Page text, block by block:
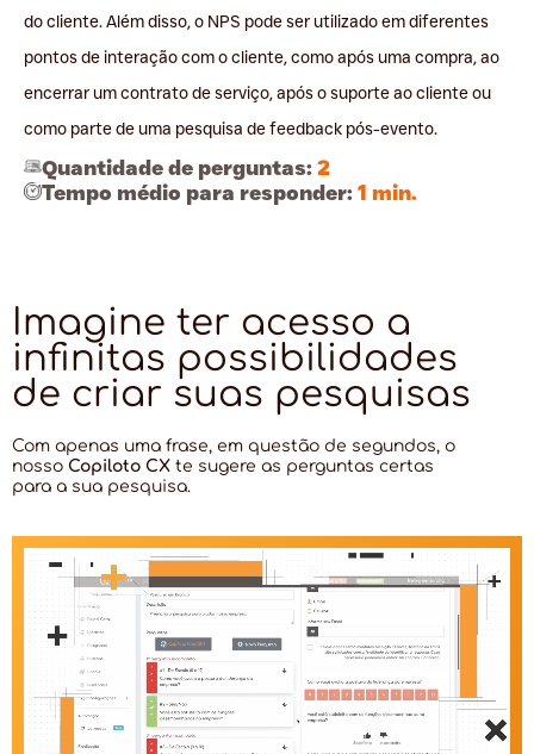
do cliente. Além disso, o NPS pode ser utilizado em diferentes
pontos de interação com o cliente, como após uma compra, ao
encerrar um contrato de serviço, após o suporte ao cliente ou
como parte de uma pesquisa de feedback pós-evento.
Quantidade de perguntas: 2
Tempo médio para responder: 1 min.
Imagine ter acesso a
infinitas possibilidades
de criar suas pesquisas
Com apenas uma frase, em questão de segundos, o
nosso Copiloto CX te sugere as perguntas certas
para a sua pesquisa.